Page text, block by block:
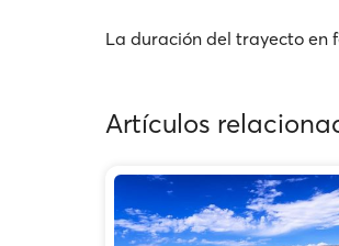
La duración del trayecto en
Artículos